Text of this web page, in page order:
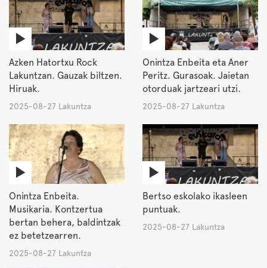
Azken Hatortxu Rock
Lakuntzan. Gauzak biltzen.
Hiruak.
2025-08-27 Lakuntza
Onintza Enbeita eta Aner
Peritz. Gurasoak. Jaietan
otorduak jartzeari utzi.
2025-08-27 Lakuntza
Onintza Enbeita.
Musikaria. Kontzertua
bertan behera, baldintzak
ez betetzearren.
2025-08-27 Lakuntza
Bertso eskolako ikasleen
puntuak.
2025-08-27 Lakuntza